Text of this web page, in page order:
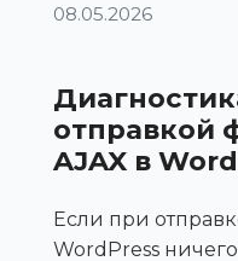
08.05.2026
отправкой
AJAX в
Если при
WordPress